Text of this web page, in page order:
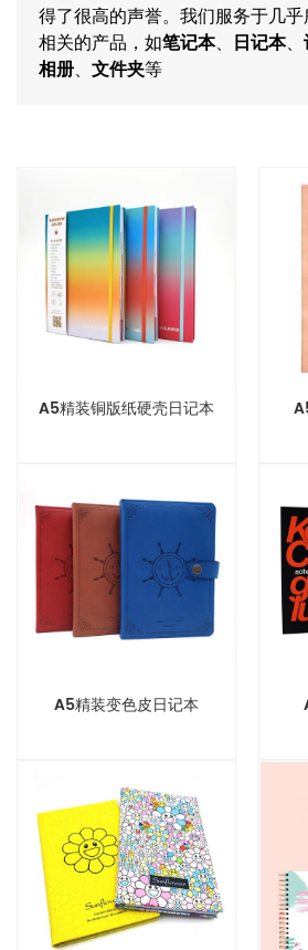
得了很高的声誉。我们服务于几
相关的产品，如笔记本、 日记本、
相册
文件夹等
A5精装铜版纸硬壳日记本
A5精装变色皮日记本